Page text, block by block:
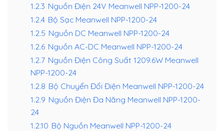
1.2.3 Nguồn Điện 24V Meanwell NPP-1200-24
1.2.4 Bộ Sạc Meanwell NPP-1200-24
1.2.5 Nguồn DC Meanwell NPP-1200-24
1.2.6 Nguồn AC-DC Meanwell NPP-1200-24
1.2.7 Nguồn Điện Công Suất 1209.6W Meanwell
NPP-1200-24
1.2.8 Bộ Chuyển Đổi Điện Meanwell NPP-1200-24
1.2.9 Nguồn Điện Đa Năng Meanwell NPP-1200-
24
1.2.10 Bộ Nguồn Meanwell NPP-1200-24